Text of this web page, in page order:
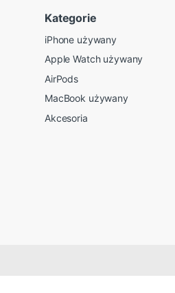
Kategorie
iPhone używany
Apple Watch używany
AirPods
MacBook używany
Akcesoria